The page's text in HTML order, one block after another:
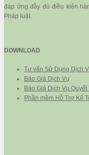
đáp ứng đầy đủ điều kiện
Pháp luật.
DOWNLOAD
Tư vấn Sử Dụng Dịch
Báo Giá Dịch Vụ
Báo Giá Dịch Vụ Quyết
Phần mềm Hỗ Trợ Kế